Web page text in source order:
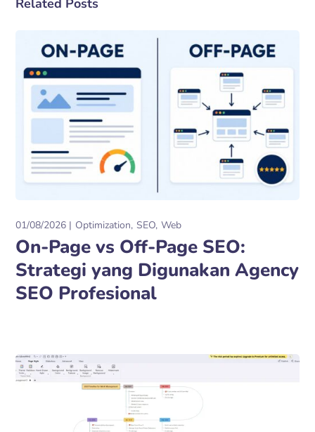
Related Posts
01/08/2026 Optimization SEO Web
On-Page vs Off-Page SEO:
Strategi yang Digunakan Agency
SEO Profesional